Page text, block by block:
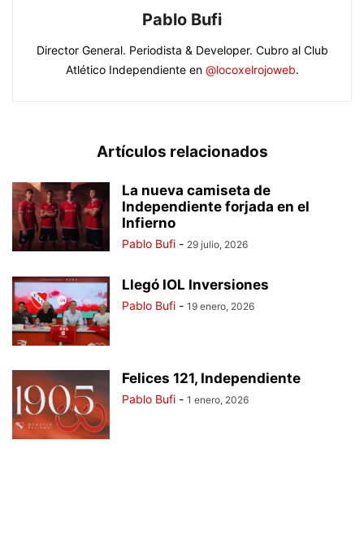
Pablo Bufi
Director General. Periodista & Developer. Cubro al Club
Atlético Independiente en @locoxelrojoweb.
Artículos relacionados
La nueva camiseta de
Independiente forjada en el
Infierno
Pablo Bufi - 29 julio, 2026
Llegó IOL Inversiones
Pablo Bufi - 19 enero, 2026
Felices 121, Independiente
Pablo Bufi - 1 enero, 2026